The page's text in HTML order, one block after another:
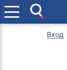
Вход